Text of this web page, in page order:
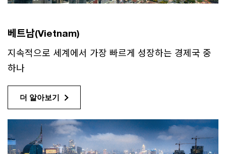
베트남(Vietnam)
지속적으로 세계에서 가장 빠르게 성장하는 경제국 중
하나
더 알아보기